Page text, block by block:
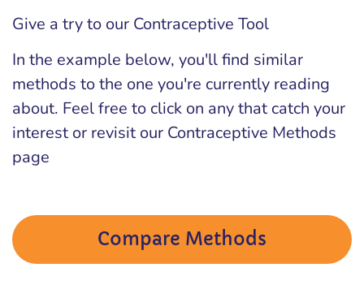
Give a try to our Contraceptive Tool
In the example below, you'll find similar
methods to the one you're currently reading
about. Feel free to click on any that catch your
interest or revisit our Contraceptive Methods
page
Compare Methods